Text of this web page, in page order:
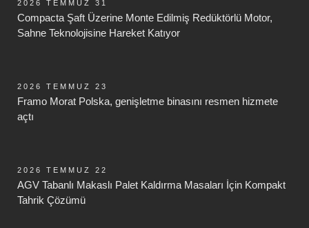
Compacta Şaft Üzerine Monte Edilmiş Redüktörlü Motor,
Sahne Teknolojisine Hareket Katıyor
2026 TEMMUZ 31
Framo Morat Polska, genişletme binasını resmen hizmete
açtı
2026 TEMMUZ 23
AGV Tabanlı Makaslı Palet Kaldırma Masaları İçin Kompakt
Tahrik Çözümü
2026 TEMMUZ 22